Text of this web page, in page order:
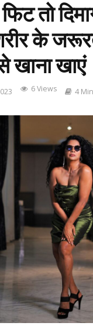
तो
के
खाना खाएं
6 Views 4